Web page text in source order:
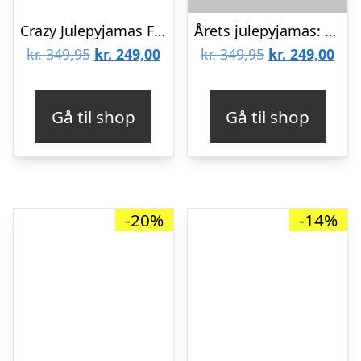
Crazy Julepyjamas Flannel Navy – herre / mænd.
kr.349,95 Den
var:
kr. 349,95.
kr. 249,00Den
kr. 249,00.
Gå til shop
Årets julepyjamas: Christmassy Christmas Pyjamas – dame / kvinder.
kr.349,95 Den
var:
kr. 349,95.
kr. 249,00Den
kr.
Gå til shop
-20% -14%